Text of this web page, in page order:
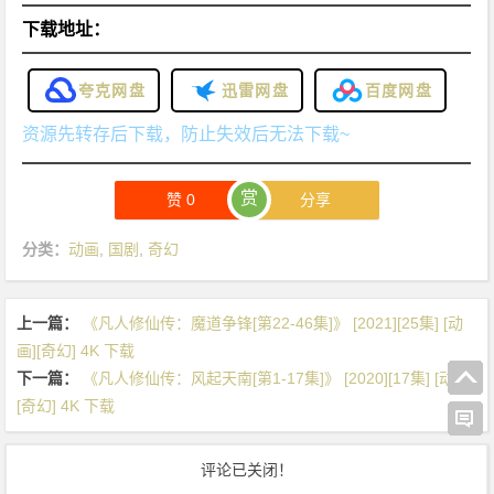
下载地址：
夸克网盘 迅雷网盘 百度网盘
资源先转存后下载，防止失效后无法下载~
赞0 赏 分享
分类：动画 国剧 ,奇幻
上一篇：
《凡人修仙传：魔道争锋[第22-46集]》 [2021][25集] [动
画][奇幻] 4K 下载
下一篇：
《凡人修仙传：风起天南[第1-17集]》 [2020][17集] [动画]
[奇幻] 4K 下载
评论已关闭！